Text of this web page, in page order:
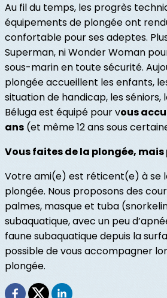
Au fil du temps, les progrès
équipements de plongée ont
confortable pour ses adeptes.
Superman, ni Wonder Woman
sous-marin en toute sécurité.
plongée accueillent les enfants,
situation de handicap, les séniors,
Béluga est équipé pour vous
ans (et même 12 ans sous
Vous faites de la plongée,
Votre ami(e) est réticent(e) à se
plongée. Nous proposons des
palmes, masque et tuba
subaquatique, avec un peu
faune subaquatique depuis la
possible de vous accompagner
plongée.